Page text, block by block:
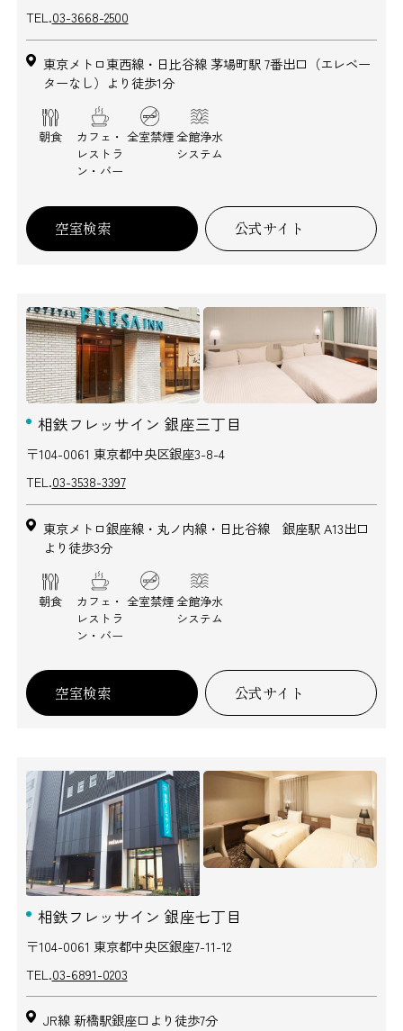
TEL.03-3668-2500
東京メトロ東西線・日比谷線 茅場町駅 7番出口（エレベー
ターなし）より徒歩1分
朝食
カフェ・
レストラ
ン・バー
全室禁煙全館浄水
システム
空室検索 公式サイト
相鉄フレッサイン 銀座三丁目
〒104-0061 東京都中央区銀座3-8-4
TEL.03-3538-3397
東京メトロ銀座線・丸ノ内線・日比谷線 銀座駅 A13出口
より徒歩3分
朝食
カフェ・
レストラ
ン・バー
全室禁煙全館浄水
システム
空室検索 公式サイト
相鉄フレッサイン 銀座七丁目
〒104-0061 東京都中央区銀座7-11-12
TEL.03-6891-0203
JR線 新橋駅銀座口より徒歩7分